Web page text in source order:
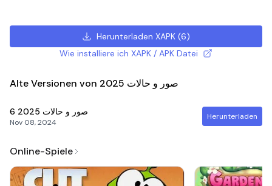
Herunterladen XAPK(6)
Wie installiere ich XAPK / APK Datei
Alte Versionen von صور و حالات 2025
صور و حالات 2025 6
Nov 08, 2024
Herunterladen
Online-Spiele